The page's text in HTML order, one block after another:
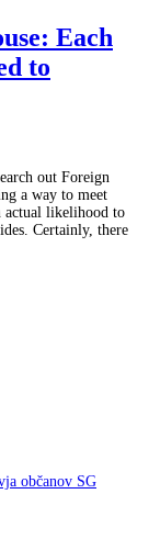
Each
to
out Foreign
a way to meet
actual likelihood to
Certainly, there
občanov SG